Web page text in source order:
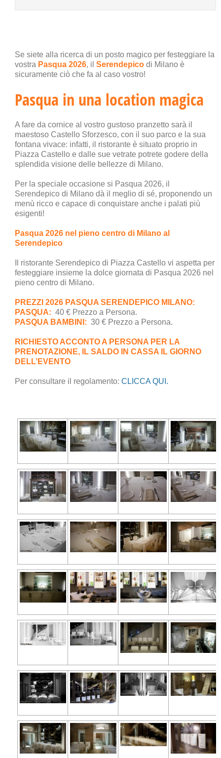
Se siete alla ricerca di un posto magico per festeggiare la
vostra Pasqua 2026, il Serendepico di Milano è
sicuramente ciò che fa al caso vostro!
Pasqua in una location magica
A fare da cornice al vostro gustoso pranzetto sarà il
maestoso Castello Sforzesco, con il suo parco e la sua
fontana vivace: infatti, il ristorante è situato proprio in
Piazza Castello e dalle sue vetrate potrete godere della
splendida visione delle bellezze di Milano.
Per la speciale occasione si Pasqua 2026, il
Serendepico di Milano dà il meglio di sé, proponendo un
menù ricco e capace di conquistare anche i palati più
esigenti!
Pasqua 2026 nel pieno centro di Milano al
Serendepico
Il ristorante Serendepico di Piazza Castello vi aspetta per
festeggiare insieme la dolce giornata di Pasqua 2026 nel
pieno centro di Milano.
PREZZI 2026 PASQUA SERENDEPICO MILANO:
PASQUA: 40 € Prezzo a Persona.
PASQUA BAMBINI: 30 € Prezzo a Persona.
RICHIESTO ACCONTO A PERSONA PER LA
PRENOTAZIONE, IL SALDO IN CASSA IL GIORNO
DELL’EVENTO
Per consultare il regolamento: CLICCA QUI.